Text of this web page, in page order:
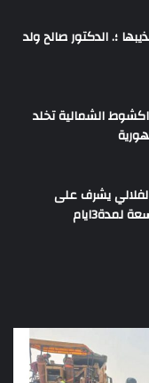
؛. الدكتور صالح ولد
الشمالية تخلد
يشرف على